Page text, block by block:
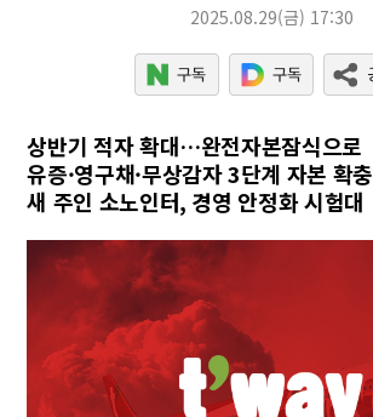
2025.08.29(금) 17:30
상반기 적자 확대…완전자본잠식으로
유증·영구채·무상감자 3단계 자본 확충
새 주인 소노인터, 경영 안정화 시험대